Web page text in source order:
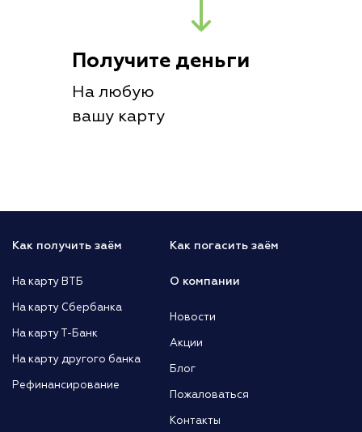
Получите деньги
На любую
вашу карту
Как получить заём
На карту ВТБ
На карту Сбербанка
На карту Т-Банк
На карту другого банка
Рефинансирование
Как погасить заём
О компании
Новости
Акции
Блог
Пожаловаться
Контакты